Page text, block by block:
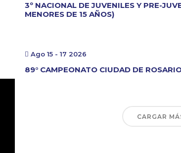
3º NACIONAL DE JUVENILES Y PRE-
MENORES DE 15 AÑOS)
Ago 15 - 17 2026
89° CAMPEONATO CIUDAD DE
CARGAR